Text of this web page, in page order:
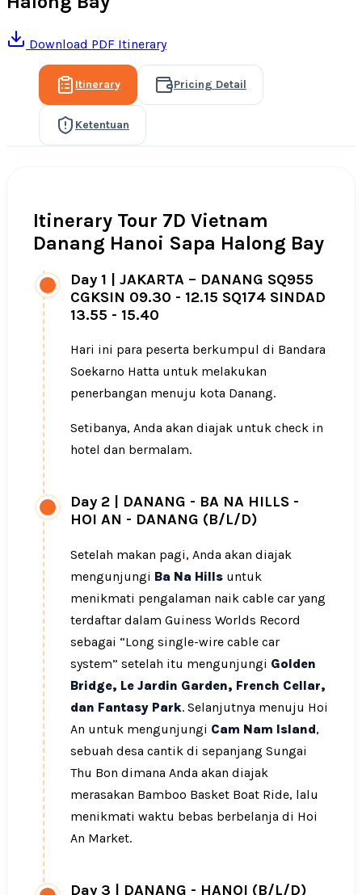
Download PDF Itinerary
Itinerary Pricing Detail
Ketentuan
Itinerary Tour 7D Vietnam
Danang Hanoi Sapa Halong Bay
Day 1 | JAKARTA – DANANG SQ955
CGKSIN 09.30 - 12.15 SQ174 SINDAD
13.55 - 15.40
Hari ini para peserta berkumpul di Bandara
Soekarno Hatta untuk melakukan
penerbangan menuju kota Danang.
Setibanya, Anda akan diajak untuk check in
hotel dan bermalam.
Day 2
DANANG - BA NA HILLS -
HOI AN - DANANG (B/L/D)
Setelah makan pagi, Anda akan diajak
mengunjungi Ba Na Hills untuk
menikmati pengalaman naik cable car yang
terdaftar dalam Guiness Worlds Record
sebagai “Long single-wire cable car
system” setelah itu mengunjungi Golden
Bridge, Le Jardin Garden, French Cellar,
dan Fantasy Park. Selanjutnya menuju Hoi
An untuk mengunjungi Cam Nam Island,
sebuah desa cantik di sepanjang Sungai
Thu Bon dimana Anda akan diajak
merasakan Bamboo Basket Boat Ride, lalu
menikmati waktu bebas berbelanja di Hoi
An Market.
Day 3 DANANG - HANOI (B/L/D)